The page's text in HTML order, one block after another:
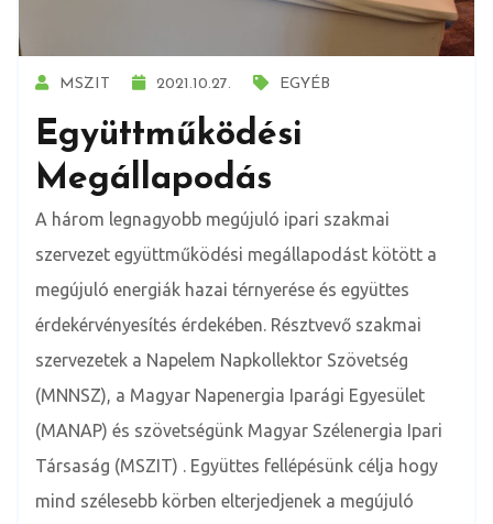
MSZIT 2021.10.27. EGYÉB
Együttműködési
Megállapodás
A három legnagyobb megújuló ipari szakmai
szervezet együttműködési megállapodást kötött a
megújuló energiák hazai térnyerése és együttes
érdekérvényesítés érdekében. Résztvevő szakmai
szervezetek a Napelem Napkollektor Szövetség
(MNNSZ), a Magyar Napenergia Iparági Egyesület
(MANAP) és szövetségünk Magyar Szélenergia Ipari
Társaság (MSZIT) . Együttes fellépésünk célja hogy
mind szélesebb körben elterjedjenek a megújuló